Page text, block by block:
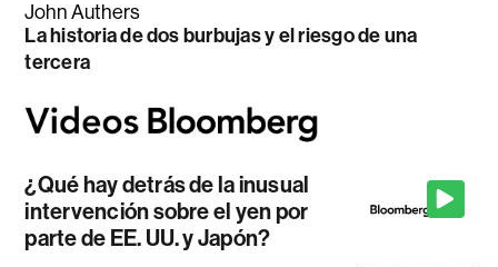
John Authers
La historia de dos burbujas y el riesgo de una
tercera
¿Qué hay detrás de la inusual
intervención sobre el yen por
parte de EE. UU. y Japón?